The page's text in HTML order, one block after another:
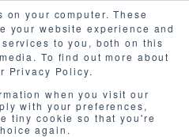
your computer. These
your website experience and
to you, both on this
To find out more about
Privacy Policy.
when you visit our
with your preferences,
tiny cookie so that you're
again.